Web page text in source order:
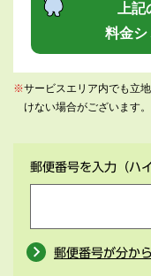
上
料金シ
※サービスエリア内でも立
けない場合がございます。
郵便番号を入力 （ハ
郵便番号が分か